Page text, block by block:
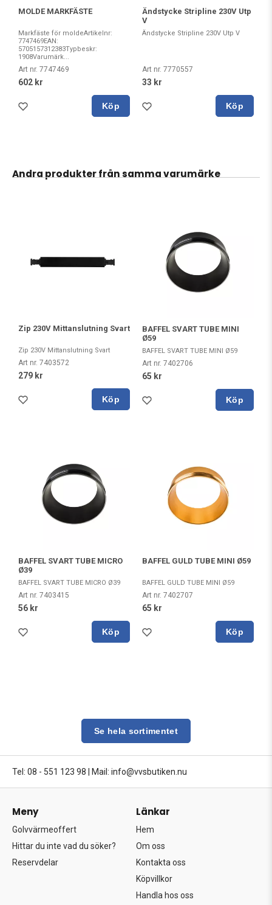
MOLDE MARKFÄSTE
Markfäste för moldeArtikelnr:
7747469EAN:
5705157312383Typbeskr:
1908Varumärk...
Art nr. 7747469
602 kr
Köp
Ändstycke Stripline 230V Utp
V
Ändstycke Stripline 230V Utp V
Art nr. 7770557
33 kr
Köp
Andra produkter från samma varumärke
Zip 230V Mittanslutning Svart
Zip 230V Mittanslutning Svart
Art nr. 7403572
279 kr
Köp
BAFFEL SVART TUBE MINI
Ø59
BAFFEL SVART TUBE MINI Ø59
Art nr. 7402706
65 kr
Köp
BAFFEL SVART TUBE MICRO
Ø39
BAFFEL SVART TUBE MICRO Ø39
Art nr. 7403415
56 kr
Köp
BAFFEL GULD TUBE MINI Ø59
BAFFEL GULD TUBE MINI Ø59
Art nr. 7402707
65 kr
Köp
Se hela sortimentet
Tel: 08 - 551 123 98 Mail: info@vvsbutiken.nu
Meny
Golvvärmeoffert
Hittar du inte vad du söker?
Reservdelar
Länkar
Hem
Om oss
Kontakta oss
Köpvillkor
Handla hos oss